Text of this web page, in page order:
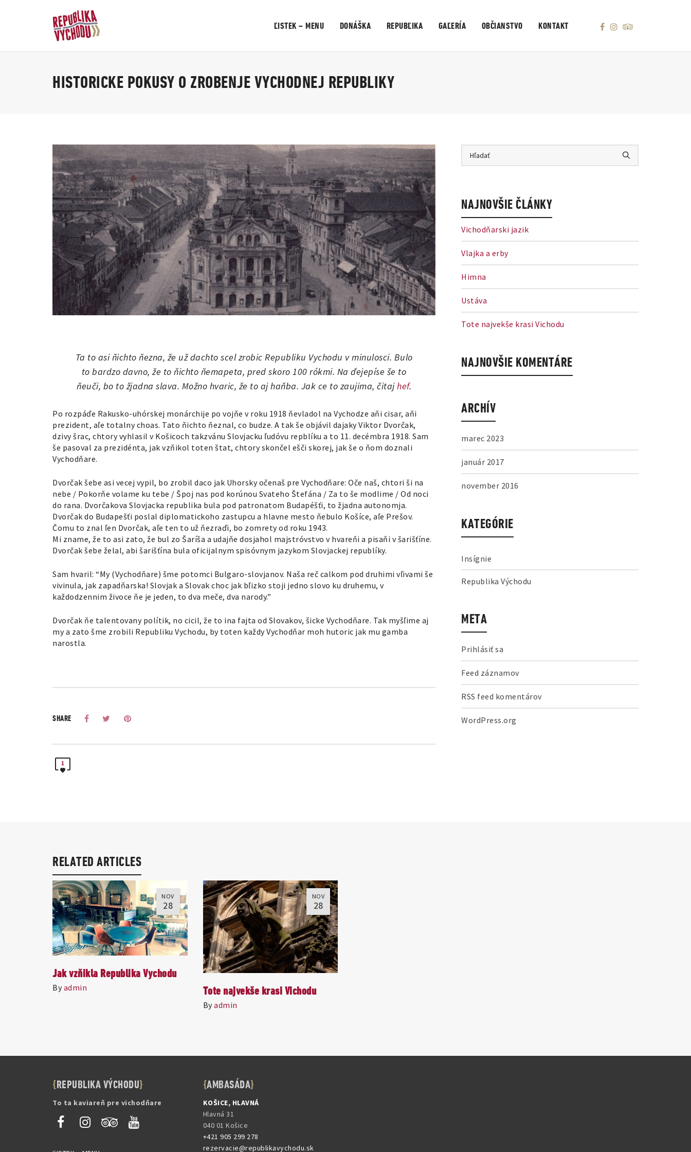
ĽISTEK – MENU DONÁŠKA REPUBĽIKA GAĽERÍA OBČIANSTVO KONTAKT
HISTORICKE POKUSY O ZROBENJE VYCHODNEJ REPUBLIKY
Ta to asi ňichto ňezna, že už dachto scel zrobic Republiku Vychodu v minulosci. Bulo
to bardzo davno, že to ňichto ňemapeta, pred skoro 100 rókmi. Na ďejepíse še to
ňeuči, bo to žjadna slava. Možno hvaric, že to aj haňba. Jak ce to zaujima, čitajhef.
Po rozpáďe Rakusko-uhórskej monárchije po vojňe v roku 1918 ňevladol na Vychodze aňi cisar, aňi
prezident, aľe totalny choas. Tato ňichto ňeznal, co budze. A tak še objávil dajaky Viktor Dvorčak,
dzivy šrac, chtory vyhlasil v Košicoch takzvánu Slovjacku ľudóvu repblíku a to 11. decémbra 1918. Sam
še pasoval za prezidénta, jak vzňikol toten štat, chtory skončel ešči skorej, jak še o ňom doznali
Vychodňare.
Dvorčak šebe asi vecej vypil, bo zrobil daco jak Uhorsky očenaš pre Vychodňare: Oče naš, chtori ši na
nebe / Pokorňe volame ku tebe / Špoj nas pod korúnou Svateho Štefána / Za to še modlime / Od noci
do rana. Dvorčakova Slovjacka republika bula pod patronatom Budapéšťi, to žjadna autonomja.
Dvorčak do Budapešťi poslal diplomatickoho zastupcu a hlavne mesto ňebulo Košíce, aľe Prešov.
Čomu to znal ľen Dvorčak, aľe ten to už ňezraďi, bo zomrety od roku 1943.
Mi zname, že to asi zato, že bul zo Šaríša a udajňe dosjahol majstróvstvo v hvareňi a pisaňi v šarišťíne.
Dvorčak šebe želal, abi šarišťína bula oficijalnym spisóvnym jazykom Slovjackej republíky.
Sam hvaril: “My (Vychodňare) šme potomci Bulgaro-slovjanov. Naša reč calkom pod druhimi vľivami še
vivinula, jak zapadňarska! Slovjak a Slovak choc jak bľizko stoji jedno slovo ku druhemu, v
každodzennim živoce ňe je jeden, to dva meče, dva narody.”
Dvorčak ňe talentovany polítik, no cicil, že to ina fajta od Slovakov, šicke Vychodňare. Tak myšľime aj
my a zato šme zrobili Republiku Vychodu, by toten každy Vychodňar moh hutoric jak mu gamba
narostla.
SHARE
1
NAJNOVŠIE ČLÁNKY
Vichodňarski jazik
Vlajka a erby
Himna
Ustáva
Tote najvekše krasi Vichodu
NAJNOVŠIE KOMENTÁRE
ARCHÍV
marec 2023
január 2017
november 2016
KATEGÓRIE
Insígnie
Republika Východu
META
Prihlásiť sa
Feed záznamov
RSS feed komentárov
WordPress.org
RELATED ARTICLES
NOV
28
Jak vzňikla Republika Vychodu
Byadmin
NOV
28
Tote najvekše krasi Vichodu
Byadmin
REPUBLIKA VÝCHODU
To ta kaviareň pre vichodňare
AMBASÁDA
KOŠICE, HLAVNÁ
Hlavná 31
040 01 Košice
+421 905 299 278
rezervacie@republikavychodu.sk